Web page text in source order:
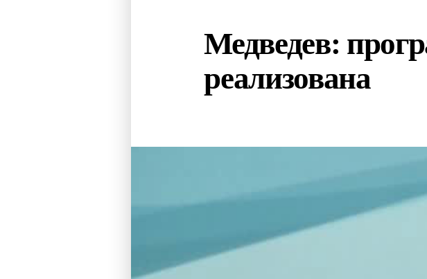
Медведев:
реализована